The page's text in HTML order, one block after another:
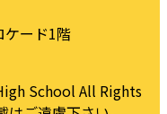
ケード1階
School All Rights